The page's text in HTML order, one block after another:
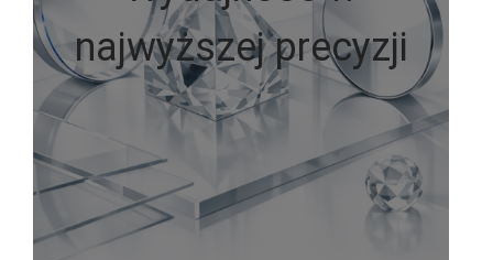
najwyższej precyzji